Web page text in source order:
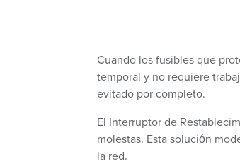
Cuando los fusibles que
temporal y no requiere
evitado por completo.
El Interruptor de
molestas. Esta solución
la red.